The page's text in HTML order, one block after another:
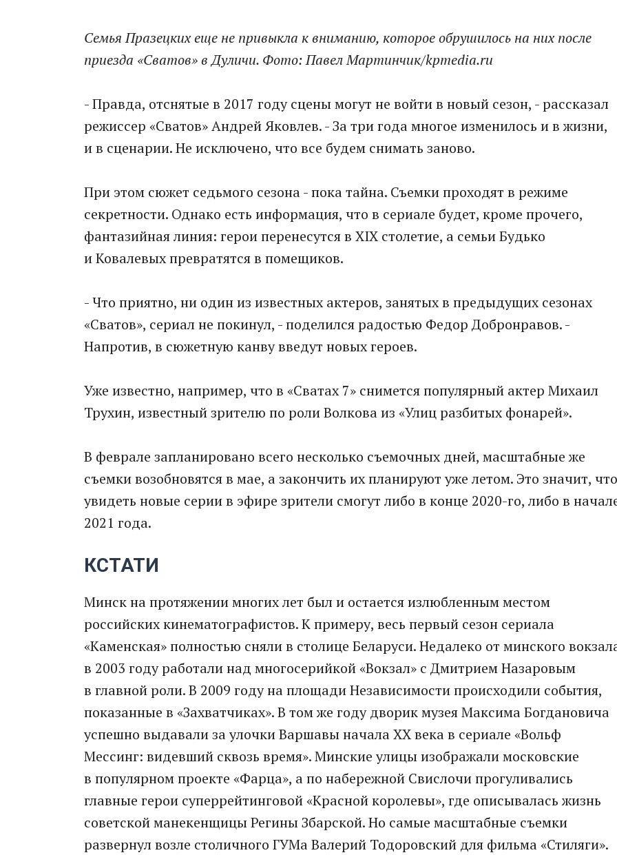
Семья Празецких еще не привыкла к вниманию, которое обрушилось на них после
приезда «Сватов» в Дуличи. Фото: Павел Мартинчик/kpmedia.ru
- Правда, отснятые в 2017 году сцены могут не войти в новый сезон, - рассказал
режиссер «Сватов» Андрей Яковлев. - За три года многое изменилось и в жизни,
и в сценарии. Не исключено, что все будем снимать заново.
При этом сюжет седьмого сезона - пока тайна. Съемки проходят в режиме
секретности. Однако есть информация, что в сериале будет, кроме прочего,
фантазийная линия: герои перенесутся в XIX столетие, а семьи Будько
и Ковалевых превратятся в помещиков.
- Что приятно, ни один из известных актеров, занятых в предыдущих сезонах
«Сватов», сериал не покинул, - поделился радостью Федор Добронравов. -
Напротив, в сюжетную канву введут новых героев.
Уже известно, например, что в «Сватах 7» снимется популярный актер Михаил
Трухин, известный зрителю по роли Волкова из «Улиц разбитых фонарей».
В феврале запланировано всего несколько съемочных дней, масштабные же
съемки возобновятся в мае, а закончить их планируют уже летом. Это значит, что
увидеть новые серии в эфире зрители смогут либо в конце 2020-го, либо в
2021 года.
КСТАТИ
Минск на протяжении многих лет был и остается излюбленным местом
российских кинематографистов. К примеру, весь первый сезон сериала
«Каменская» полностью сняли в столице Беларуси. Недалеко от минского
в 2003 году работали над многосерийкой «Вокзал» с Дмитрием Назаровым
в главной роли. В 2009 году на площади Независимости происходили события,
показанные в «Захватчиках». В том же году дворик музея Максима Богдановича
успешно выдавали за улочки Варшавы начала XX века в сериале «Вольф
Мессинг: видевший сквозь время». Минские улицы изображали московские
в популярном проекте «Фарца», а по набережной Свислочи прогуливались
главные герои суперрейтинговой «Красной королевы», где описывалась жизнь
советской манекенщицы Регины Збарской. Но самые масштабные съемки
развернул возле столичного ГУМа Валерий Тодоровский для фильма «Стиляги».